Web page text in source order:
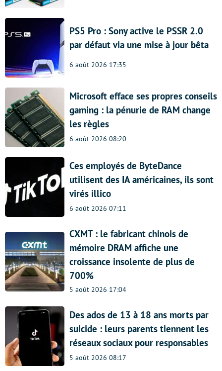
PS5 Pro : Sony active le PSSR 2.0
par défaut via une mise à jour bêta
6 août 2026 17:35
Microsoft efface ses propres conseils
gaming : la pénurie de RAM change
les règles
6 août 2026 08:20
Ces employés de ByteDance
utilisent des IA américaines, ils sont
virés illico
6 août 2026 07:11
CXMT : le fabricant chinois de
mémoire DRAM affiche une
croissance insolente de plus de
700%
5 août 2026 17:04
Des ados de 13 à 18 ans morts par
suicide : leurs parents tiennent les
réseaux sociaux pour responsables
5 août 2026 08:17